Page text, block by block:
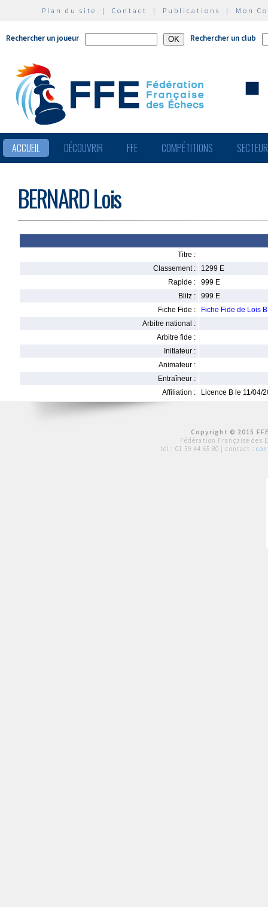
Plan du site | Contact | Publications | Mon
Rechercher un joueur Rechercher un club
ACCUEIL DÉCOUVRIR FFE COMPÉTITIONS
BERNARD Lois
Titre :
Classement :
1299 E
Rapide :
999 E
Blitz :
999 E
Fiche Fide :
Fiche Fide de Lois
Arbitre national :
Arbitre fide :
Initiateur :
Animateur :
Entraîneur :
Affiliation :
Licence B le 11/04/
Copyright © 2015
Fédération Française des
tél : 01 39 44 65 80 | contact :